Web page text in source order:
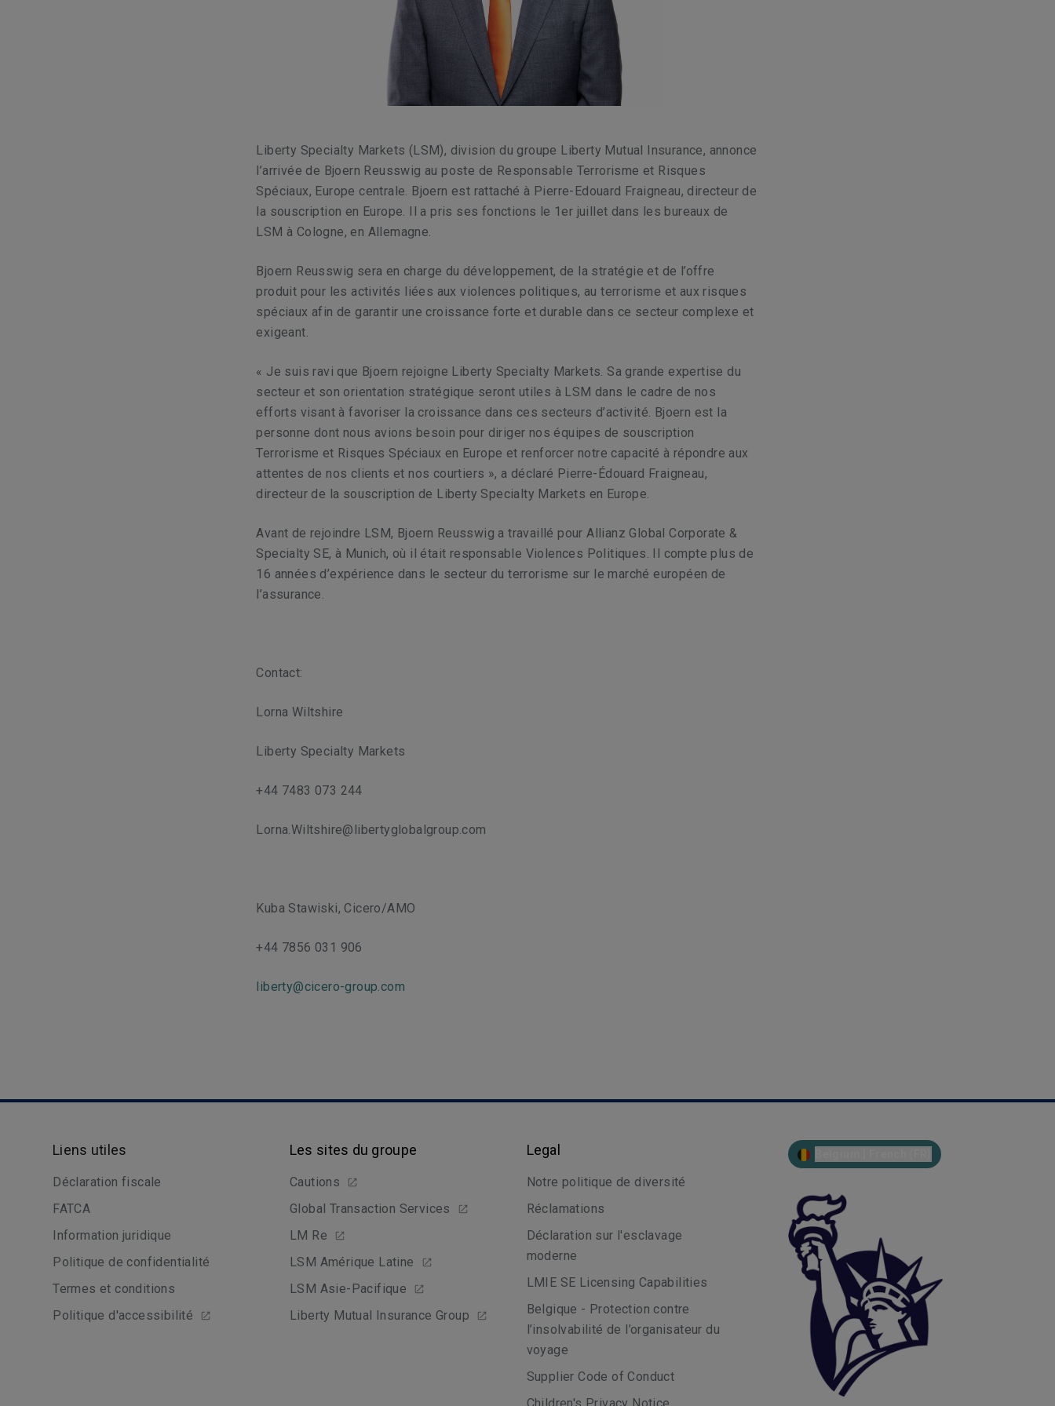
Liberty Specialty Markets (LSM), division du groupe Liberty Mutual Insurance, annonce
l’arrivée de Bjoern Reusswig au poste de Responsable Terrorisme et Risques
Spéciaux, Europe centrale. Bjoern est rattaché à Pierre-Edouard Fraigneau, directeur de
la souscription en Europe. Il a pris ses fonctions le 1er juillet dans les bureaux de
LSM à Cologne, en Allemagne.
Bjoern Reusswig sera en charge du développement, de la stratégie et de l’offre
produit pour les activités liées aux violences politiques, au terrorisme et aux risques
spéciaux afin de garantir une croissance forte et durable dans ce secteur complexe et
exigeant.
« Je suis ravi que Bjoern rejoigne Liberty Specialty Markets. Sa grande expertise du
secteur et son orientation stratégique seront utiles à LSM dans le cadre de nos
efforts visant à favoriser la croissance dans ces secteurs d’activité. Bjoern est la
personne dont nous avions besoin pour diriger nos équipes de souscription
Terrorisme et Risques Spéciaux en Europe et renforcer notre capacité à répondre aux
attentes de nos clients et nos courtiers », a déclaré Pierre-Édouard Fraigneau,
directeur de la souscription de Liberty Specialty Markets en Europe.
Avant de rejoindre LSM, Bjoern Reusswig a travaillé pour Allianz Global Corporate &
Specialty SE, à Munich, où il était responsable Violences Politiques. Il compte plus de
16 années d’expérience dans le secteur du terrorisme sur le marché européen de
l’assurance.
Contact:
Lorna Wiltshire
Liberty Specialty Markets
+44 7483 073 244
Lorna.Wiltshire@libertyglobalgroup.com
Kuba Stawiski, Cicero/AMO
+44 7856 031 906
liberty@cicero-group.com
Liens utiles
Déclaration fiscale
FATCA
Information juridique
Politique de confidentialité
Termes et conditions
Politique d'accessibilité
Les sites du groupe
Cautions
Global Transaction Services
LM Re
LSM Amérique Latine
LSM Asie-Pacifique
Liberty Mutual Insurance Group
Legal
Notre politique de diversité
Réclamations
Déclaration sur l'esclavage
moderne
LMIE SE Licensing Capabilities
Belgique - Protection contre
l’insolvabilité de l’organisateur du
voyage
Supplier Code of Conduct